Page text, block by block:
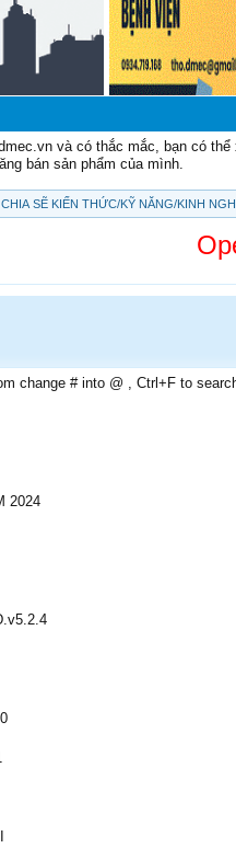
và có thắc mắc, bạn có
bán sản phẩm của mình.
SẼ KIẾN THỨC/KỸ NĂNG/KINH
change # into @ , Ctrl+F to
2024